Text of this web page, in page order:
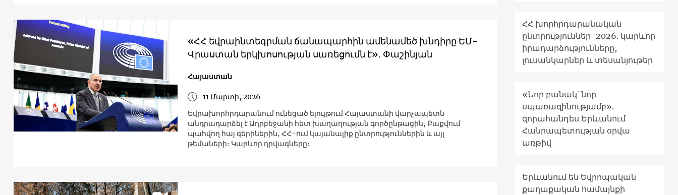
«ՀՀ եվրաինտեգրման ճանապարհին ամենամեծ խնդիրը ԵՄ-
Վրաստան երկխոսության սառեցումն է»․ Փաշինյան
Հայաստան
11 Մարտի, 2026
Եվրախորհրդարանում ունեցած ելույթում Հայաստանի վարչապետն
անդրադարձել է Ադրբեջանի հետ խաղաղության գործընթացին, Բաքվում
պահվող հայ գերիներին, ՀՀ-ում կայանալիք ընտրություններին և այլ
թեմաների։ Կարևոր դրվագները։
ՀՀ խորհրդարանական
ընտրություններ-2026. կարևոր
իրադարձությունները,
լուսանկարներ և տեսանյութեր
«Նոր բանակ՝ նոր
սպառազինությամբ».
զորահանդես Երևանում
Հանրապետության օրվա
առթիվ
Երևանում են Եվրոպական
քաղաքական համայնքի